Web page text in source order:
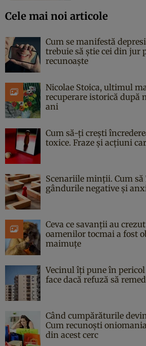
Cele mai noi articole
Cum se manifestă
trebuie să știe cei din jur
recunoaște
Nicolae Stoica, ultimul
recuperare istorică după
ani
Cum să-ți crești
toxice. Fraze și acțiuni
Scenariile minții. Cum
gândurile negative și
Ceva ce savanții au
oamenilor tocmai a fost
maimuțe
Vecinul îți pune în pericol
face dacă refuză să
Când cumpărăturile
Cum recunoști
din acest cerc